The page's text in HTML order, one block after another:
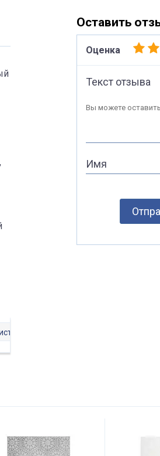
ковер
Оставить
Оценка
Текст отзыва
Вы можете
Имя